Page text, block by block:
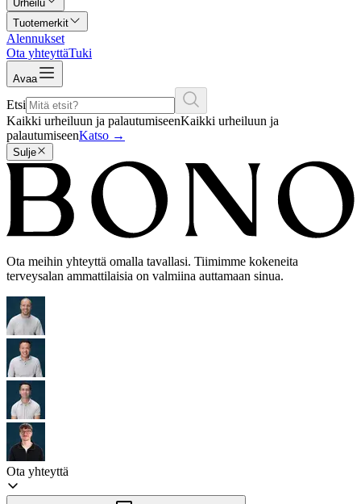
Urheilu
Tuotemerkit
Alennukset
Ota yhteyttäTuki
Avaa
Etsi
Kaikki urheiluun ja palautumiseenKaikki urheiluun ja
palautumiseenKatso →
Sulje
Ota meihin yhteyttä omalla tavallasi. Tiimimme kokeneita
terveysalan ammattilaisia on valmiina auttamaan sinua.
Ota yhteyttä